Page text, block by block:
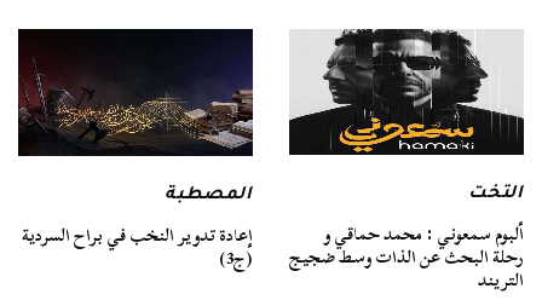
التخت
ألبوم سمعوني : محمد حماقي و
رحلة البحث عن الذات وسط ضجيج
التريند
المصطبة
إعادة تدوير النخب في براح السردية
(ج3)